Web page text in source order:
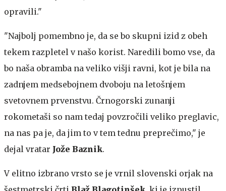
opravili."
"Najbolj pomembno je, da se bo skupni izid z obeh
tekem razpletel v našo korist. Naredili bomo vse, da
bo naša obramba na veliko višji ravni, kot je bila na
zadnjem medsebojnem dvoboju na letošnjem
svetovnem prvenstvu. Črnogorski zunanji
rokometaši so nam tedaj povzročili veliko preglavic,
na nas pa je, da jim to v tem tednu preprečimo," je
dejal vratar Jože Baznik.
V elitno izbrano vrsto se je vrnil slovenski orjak na